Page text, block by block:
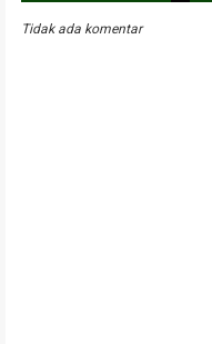
Tidak ada komentar